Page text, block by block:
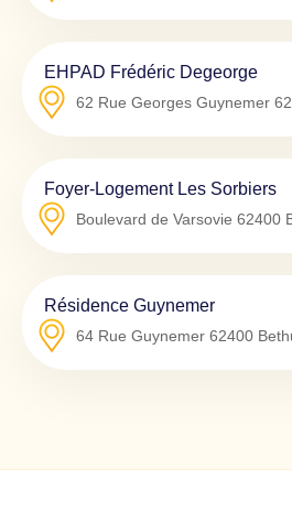
EHPAD Frédéric Degeorge
62 Rue Georges Guynemer
Foyer-Logement Les Sorbiers
Boulevard de Varsovie 62400
Résidence Guynemer
64 Rue Guynemer 62400